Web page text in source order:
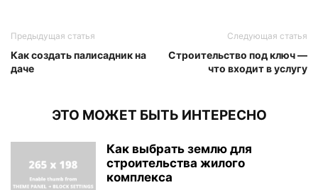
Предыдущая статья
Как создать палисадник на
даче
Следующая статья
Строительство под ключ —
что входит в услугу
ЭТО МОЖЕТ БЫТЬ ИНТЕРЕСНО
Как выбрать землю для
строительства жилого
комплекса